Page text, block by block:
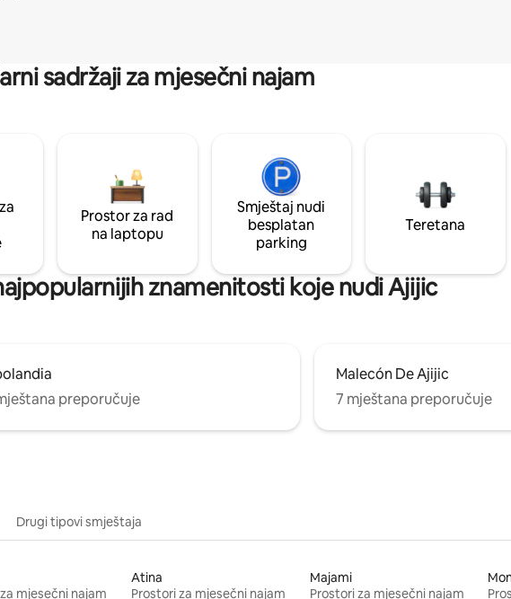
sadržaji za mjesečni najam
Prostor za rad
na laptopu
Smještaj nudi
besplatan
parking
Teretana
znamenitosti koje nudi Ajijic
preporučuje
Malecón De Ajijic
7 mještana preporučuje
Drugi tipovi smještaja
mjesečni najam
Atina
Prostori za mjesečni najam
Majami
Prostori za mjesečni najam